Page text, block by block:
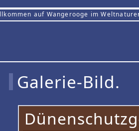
auf Wangerooge im
Galerie-Bild.